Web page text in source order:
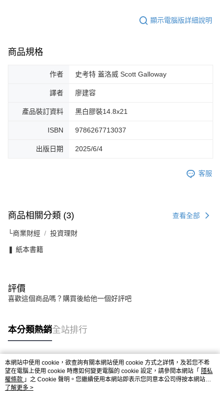
顯示電腦版詳細說明
商品規格
作者 史考特 蓋洛威 Scott Galloway
譯者 廖建容
產品裝訂資料 黑白膠裝14.8x21
ISBN 9786267713037
出版日期 2025/6/4
客服
商品相關分類 (3) 查看全部
└商業財經 投資理財
❚ 紙本書籍
評價
喜歡這個商品嗎？購買後給他一個好評吧
本分類熱銷全站排行
熱門標籤
本網站中使用 cookie，欲查詢有關本網站使用 cookie 方式之詳情，及若您不希
望在電腦上使用 cookie 時應如何變更電腦的 cookie 設定，請參閱本網站「 隱私
權條款 」之 Cookie 聲明。您繼續使用本網站即表示您同意本公司得按本網站使
用條款之 Cookie 聲明使用 cookie。
了解更多 >